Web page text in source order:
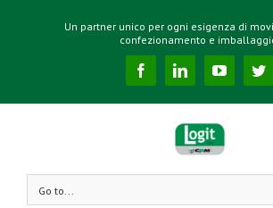
Un partner unico per ogni esigenza di
confezionamento e
FacebookLinkedinYouTube
Go to...